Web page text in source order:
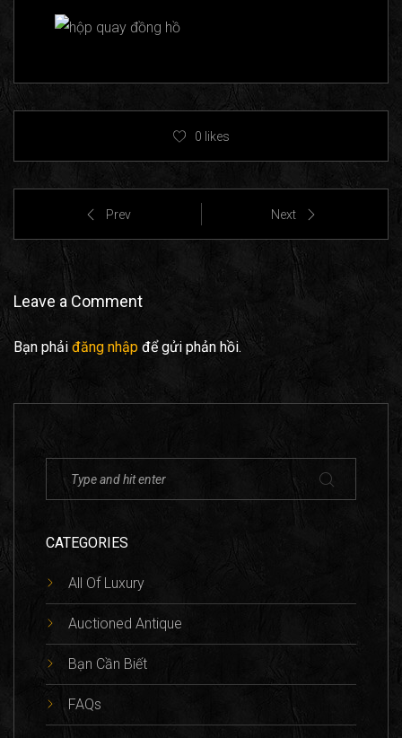
0 likes
Prev Next
Leave a Comment
Bạn phải đăng nhập để gửi phản hồi.
CATEGORIES
All Of Luxury
Auctioned Antique
Bạn Cần Biết
FAQs